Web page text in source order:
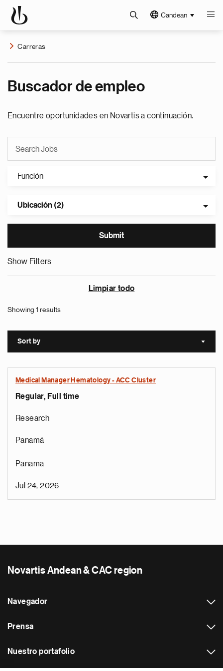
Candean
Carreras
Buscador de empleo
Encuentre oportunidades en Novartis a continuación.
Función
Ubicación (2)
Show Filters
Limpiar todo
Showing 1 results
Sort by Sort
Medical Manager Hematology - ACC Cluster
Regular, Full time
Research
Panamá
Panama
Jul 24, 2026
Novartis Andean & CAC region
Navegador
Prensa
Nuestro portafolio